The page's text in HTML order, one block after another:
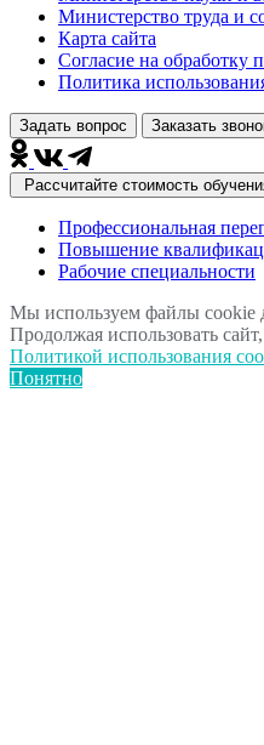
Министерство труда и
Карта сайта
Согласие на обработку
Политика
Задать вопрос Заказать
Рассчитайте стоимость
Профессиональная
Повышение
Рабочие специальности
Мы используем файлы cookie
Продолжая использовать
Политикой использования
Понятно